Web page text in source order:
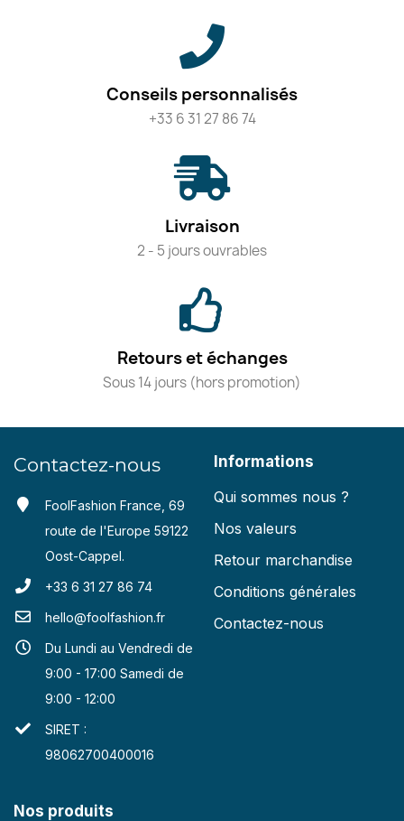
Conseils personnalisés
+33 6 31 27 86 74
Livraison
2 - 5 jours ouvrables
Retours et échanges
Sous 14 jours (hors promotion)
Contactez-nous
FoolFashion France, 69
route de l'Europe 59122
Oost-Cappel.
+33 6 31 27 86 74
hello@foolfashion.fr
Du Lundi au Vendredi de
9:00 - 17:00 Samedi de
9:00 - 12:00
SIRET :
98062700400016
Informations
Qui sommes nous ?
Nos valeurs
Retour marchandise
Conditions générales
Contactez-nous
Nos produits